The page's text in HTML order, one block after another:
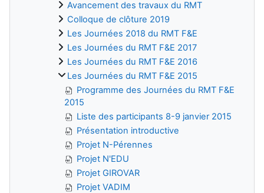
Avancement des travaux du RMT
Colloque de clôture 2019
Les Journées 2018 du RMT F&E
Les Journées du RMT F&E 2017
Les Journées du RMT F&E 2016
Les Journées du RMT F&E 2015
Programme des Journées du RMT F&E
2015
Liste des participants 8-9 janvier 2015
Présentation introductive
Projet N-Pérennes
Projet N'EDU
Projet GIROVAR
Projet VADIM